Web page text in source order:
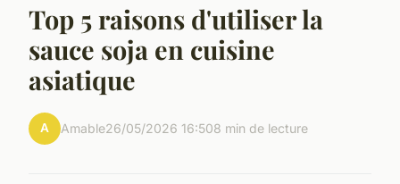
Top 5 raisons d'utiliser la
sauce soja en cuisine
asiatique
A Amable26/05/2026 16:508 min de lecture